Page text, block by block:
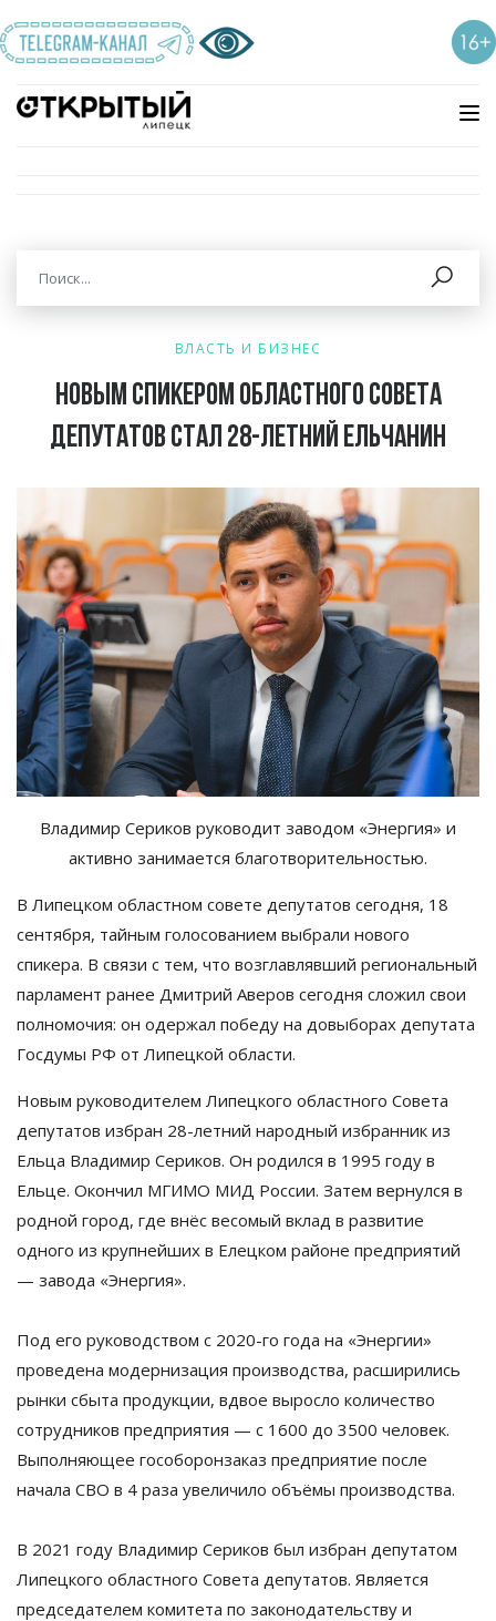
ВЛАСТЬ И БИЗНЕС
Новым спикером областного совета
депутатов стал 28-летний ельчанин
Владимир Сериков руководит заводом «Энергия» и
активно занимается благотворительностью.
В Липецком областном совете депутатов сегодня, 18
сентября, тайным голосованием выбрали нового
спикера. В связи с тем, что возглавлявший региональный
парламент ранее Дмитрий Аверов сегодня сложил свои
полномочия: он одержал победу на довыборах депутата
Госдумы РФ от Липецкой области.
Новым руководителем Липецкого областного Совета
депутатов избран 28-летний народный избранник из
Ельца Владимир Сериков. Он родился в 1995 году в
Ельце. Окончил МГИМО МИД России. Затем вернулся в
родной город, где внёс весомый вклад в развитие
одного из крупнейших в Елецком районе предприятий
— завода «Энергия».
Под его руководством с 2020-го года на «Энергии»
проведена модернизация производства, расширились
рынки сбыта продукции, вдвое выросло количество
сотрудников предприятия — с 1600 до 3500 человек.
Выполняющее гособоронзаказ предприятие после
начала СВО в 4 раза увеличило объёмы производства.
В 2021 году Владимир Сериков был избран депутатом
Липецкого областного Совета депутатов. Является
председателем комитета по законодательству и